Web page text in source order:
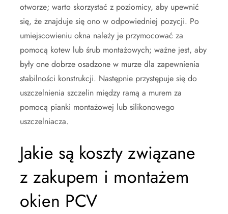
otworze; warto skorzystać z poziomicy, aby upewnić
się, że znajduje się ono w odpowiedniej pozycji. Po
umiejscowieniu okna należy je przymocować za
pomocą kotew lub śrub montażowych; ważne jest, aby
były one dobrze osadzone w murze dla zapewnienia
stabilności konstrukcji. Następnie przystępuje się do
uszczelnienia szczelin między ramą a murem za
pomocą pianki montażowej lub silikonowego
uszczelniacza.
Jakie są koszty związane
z zakupem i montażem
okien PCV